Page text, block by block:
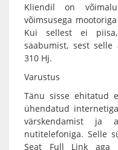
Kliendil on
võimsusega
Kui sellest ei
saabumist, sest
310 Hj.
Varustus
Tänu sisse ehitatud
ühendatud
värskendamist ja
nutitelefoniga. Selle
Seat Full Link aga